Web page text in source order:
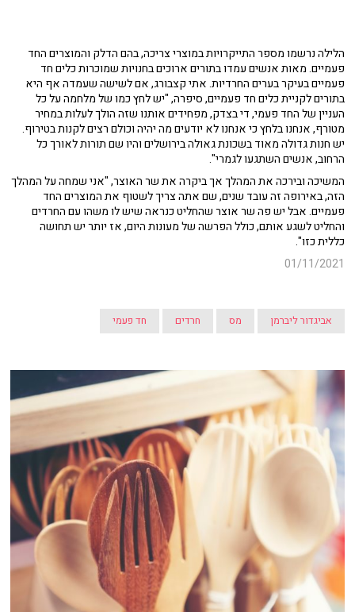
הלילה נרשמו מספר התייקרויות במוצרי צריכה, בהם הדלק והמוצרים החד
פעמיים. מאות אנשים עמדו בתורים ארוכים בחנויות שמוכרות כלים חד
פעמיים בעיקר בערים החרדיות. אתי קצבורג, אם לשישה שעמדה אף היא
בתורים לקניית כלים חד פעמיים, סיפרה, "יש לחץ כמו של מלחמה על כל
העניין של החד פעמי, די בצדק, מפחידים אותנו שזה הולך לעלות במחיר
מטורף, אנחנו בלחץ כי אנחנו לא יודעים מה יהיה וכולם רצים לקנות בטירוף.
יש חנות גדולה מאוד בשכונת גאולה בירושלים והיו שם תורות לאורך כל
הרחוב, אנשים השתגעו לגמרי".
המשיכה ובירכה את המהלך אך ביקרה את שר האוצר, "אני שמחה על המהלך
הזה, באירופה זה עובד שנים, שם אתה צריך לשטוף את המוצרים החד
פעמיים. אבל יש פה שר אוצר שהחליט כנראה שיש לו משהו עם החרדים
והחליט לשגע אותם, כולל הפרשה של מעונות היום, אז יותר יש תחושה
כללית כזו".
01/11/2021
אביגדור ליברמן מס חרדים חד פעמי